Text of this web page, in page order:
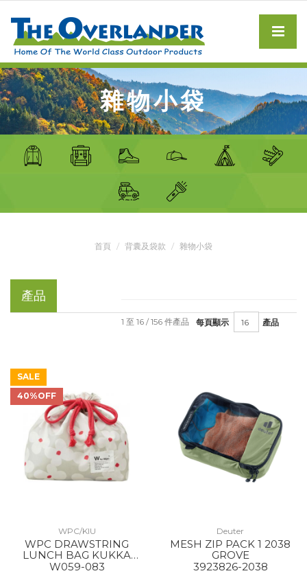
雜物小袋
首頁 背囊及袋款 雜物小袋
產品
每頁顯示 產品
1 至 16 / 156 件產品
SALE
40%OFF
WPC/KIU
WPC DRAWSTRING
LUNCH BAG KUKKA
OFF
W059-083
Deuter
MESH ZIP PACK 1 2038
GROVE
3923826-2038